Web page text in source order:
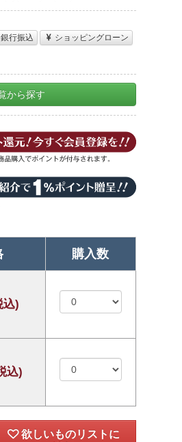
銀行振込
ショッピングローン
から探す
購入数
込)
込)